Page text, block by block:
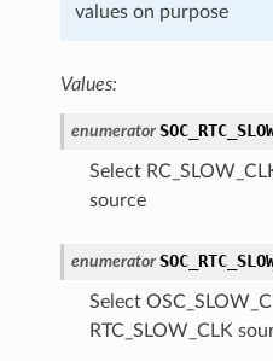
values on purpose
Values:
enumerator
Select
source
enumerator
Select
RTC_SLOW_CLK